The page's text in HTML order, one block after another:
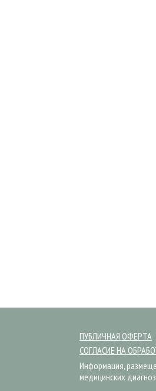
ПУБЛИЧНАЯ ОФЕРТА
СОГЛАСИЕ НА
Информация,
медицинских